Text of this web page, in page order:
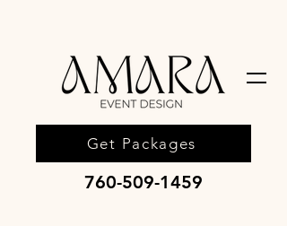
Get Packages
760-509-1459